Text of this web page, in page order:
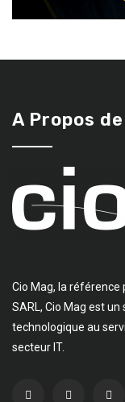
A Propos
Cio Mag, la référence
SARL, Cio Mag est
technologique au
secteur IT.